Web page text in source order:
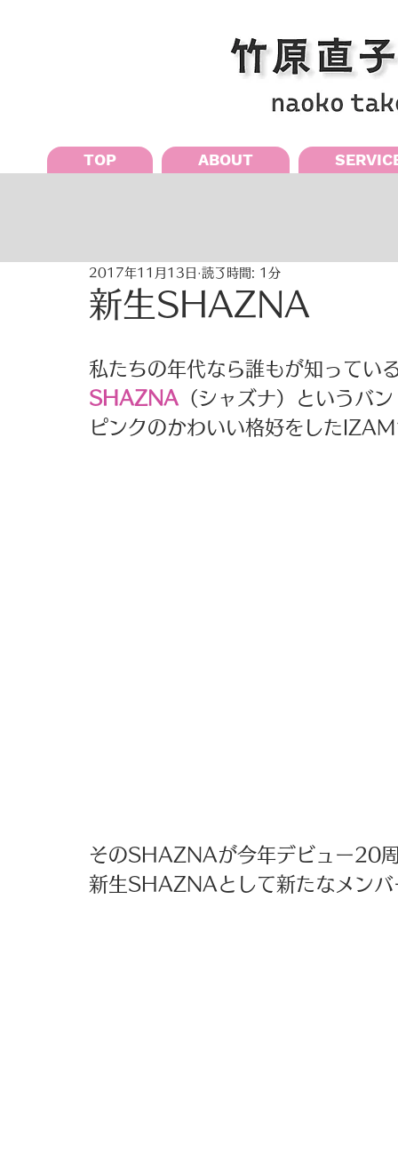
TOP ABOUT
新生SHAZNA
2017年11月13日 読了時間: 1分
私たちの年代なら誰もが知ってい
SHAZNA （シャズナ）というバ
ピンクのかわいい格好をした
そのSHAZNAが今年デビュー20
新生SHAZNAとして新たなメン